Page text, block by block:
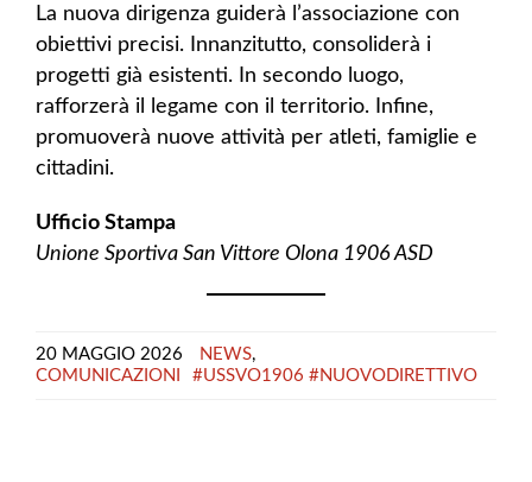
La nuova dirigenza guiderà l’associazione con
obiettivi precisi. Innanzitutto, consoliderà i
progetti già esistenti. In secondo luogo,
rafforzerà il legame con il territorio. Infine,
promuoverà nuove attività per atleti, famiglie e
cittadini.
Ufficio Stampa
Unione Sportiva San Vittore Olona 1906 ASD
20 MAGGIO 2026 NEWS,
COMUNICAZIONI
#USSVO1906 #NUOVODIRETTIVO